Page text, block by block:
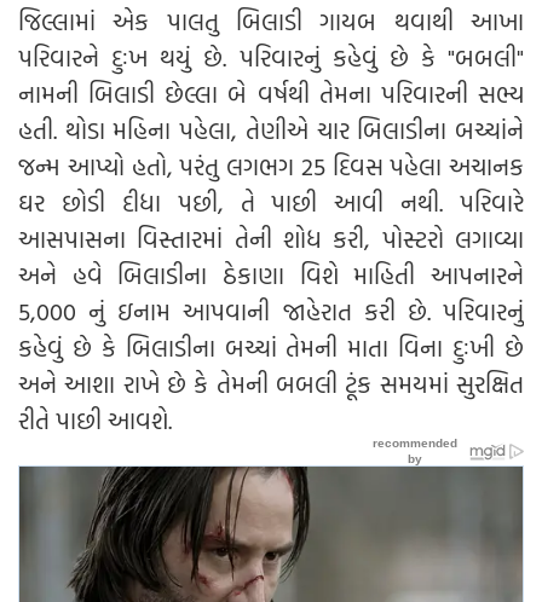
જિલ્લામાં એક પાલતુ બિલાડી ગાયબ થવાથી આખા
પરિવારને દુઃખ થયું છે. પરિવારનું કહેવું છે કે "બબલી"
નામની બિલાડી છેલ્લા બે વર્ષથી તેમના પરિવારની સભ્ય
હતી. થોડા મહિના પહેલા, તેણીએ ચાર બિલાડીના બચ્ચાંને
જન્મ આપ્યો હતો, પરંતુ લગભગ 25 દિવસ પહેલા અચાનક
ઘર છોડી દીધા પછી, તે પાછી આવી નથી. પરિવારે
આસપાસના વિસ્તારમાં તેની શોધ કરી, પોસ્ટરો લગાવ્યા
અને હવે બિલાડીના ઠેકાણા વિશે માહિતી આપનારને
5,000 નું ઇનામ આપવાની જાહેરાત કરી છે. પરિવારનું
કહેવું છે કે બિલાડીના બચ્ચાં તેમની માતા વિના દુઃખી છે
અને આશા રાખે છે કે તેમની બબલી ટૂંક સમયમાં સુરક્ષિત
રીતે પાછી આવશે.